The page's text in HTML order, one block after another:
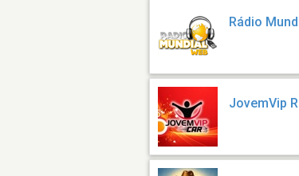
Rádio
JovemVip